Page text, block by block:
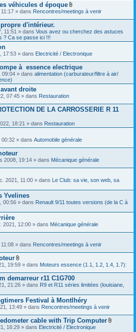
véhicules d époque
F
c
i
(
s
)
j
o
s
)
» dans Rencontres/meetings à venir
d'intérieur.
11:51 » dans Vous avez ou cherchez des astuces
? Ca se passe ici !!!
17:53 » dans Electricité / Electronique
à essence electrique
09:04 » dans alimentation (carburateur/filtre à air/
droite
07:45 » dans Restauration
DE LA CARROSSERIE R 11
18:21 » dans Restauration
00:32 » dans Automobile générale
2008, 19:14 » dans Mécanique générale
2021, 11:00 » dans Le Club: sa vie, son web, sa
Yvelines
00:56 » dans Renault 9/11 toutes versions (de la C à
2021, 12:00 » dans Mécanique générale
» dans Rencontres/meetings à venir
F
c
h
i
r
(
s
)
j
o
19:59 » dans Moteurs essence (1.1, 1.2, 1.4, 1.7):
demarreur r11 C1G700
21:26 » dans R9 et R11 séries limitées (louisiane,
Festival à Montlhéry
13:49 » dans Rencontres/meetings à venir
cable with Trip Computer
16:29 » dans Electricité / Electronique